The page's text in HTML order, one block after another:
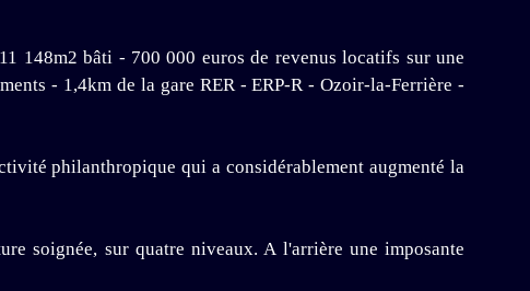
148m2 bâti - 700 000 euros de revenus locatifs sur une
- 1,4km de la gare RER - ERP-R - Ozoir-la-Ferrière -
philanthropique qui a considérablement augmenté la
soignée, sur quatre niveaux. A l'arrière une imposante